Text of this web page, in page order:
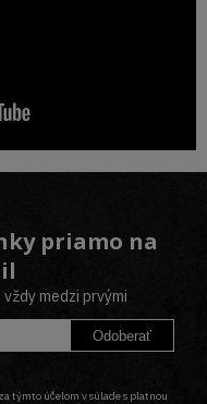
priamo na
medzi prvými
Odoberať
týmto účelom v súlade s platnou